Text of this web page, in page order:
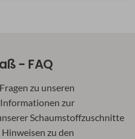
- FAQ
zu unseren
zur
Schaumstoffzuschnitte
zu den